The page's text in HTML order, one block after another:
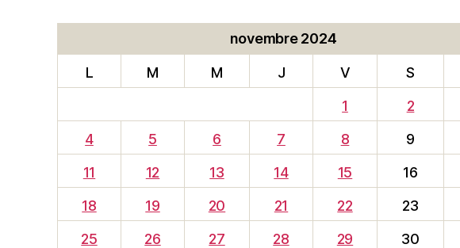
novembre 2024
L M M J V S
1
2
4
5 6 7 8 9
11
12 13 14 15 16
18
19 20 21 22 23
25
26 27 28 29
30